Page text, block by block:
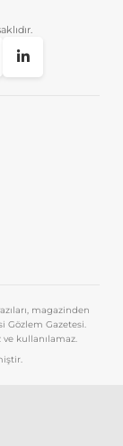
magazinden
Gözlem Gazetesi.
kullanılamaz.